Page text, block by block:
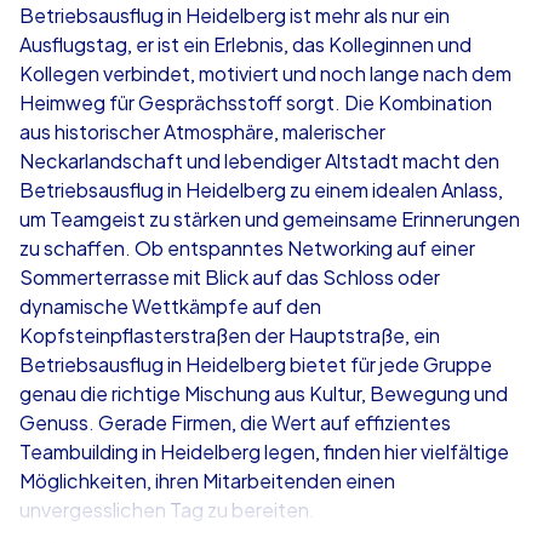
ab
iPad Tour
Heidelberg
1,5-3,0 h 15-1,000
€49,99
Krimi iPad
Heidelberg
1,5-3,0 h
Betriebsausflug in Heidelberg ist mehr als nur ein
Ausflugstag, er ist ein Erlebnis, das Kolleginnen und
Kollegen verbindet, motiviert und noch lange nach dem
Heimweg für Gesprächsstoff sorgt. Die Kombination
aus historischer Atmosphäre, malerischer
Neckarlandschaft und lebendiger Altstadt macht den
Betriebsausflug in Heidelberg zu einem idealen Anlass,
um Teamgeist zu stärken und gemeinsame Erinnerungen
zu schaffen. Ob entspanntes Networking auf einer
Sommerterrasse mit Blick auf das Schloss oder
dynamische Wettkämpfe auf den
Kopfsteinpflasterstraßen der Hauptstraße, ein
Betriebsausflug in Heidelberg bietet für jede Gruppe
genau die richtige Mischung aus Kultur, Bewegung und
Genuss. Gerade Firmen, die Wert auf effizientes
Teambuilding in Heidelberg legen, finden hier vielfältige
Möglichkeiten, ihren Mitarbeitenden einen
unvergesslichen Tag zu bereiten.